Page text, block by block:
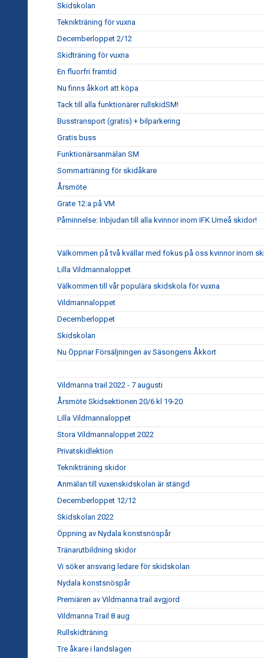
Skidskolan
Teknikträning för vuxna
Decemberloppet 2/12
Skidträning för vuxna
En fluorfri framtid
Nu finns åkkort att köpa
Tack till alla funktionärer rullskidSM!
Busstransport (gratis) + bilparkering
Gratis buss
Funktionärsanmälan SM
Sommarträning för skidåkare
Årsmöte
Grate 12:a på VM
Påminnelse: Inbjudan till alla kvinnor inom IFK Umeå skidor!
Välkommen på två kvällar med fokus på oss kvinnor inom
Lilla Vildmannaloppet
Välkommen till vår populära skidskola för vuxna
Vildmannaloppet
Decemberloppet
Skidskolan
Nu Öppnar Försäljningen av Säsongens Åkkort
Vildmanna trail 2022 - 7 augusti
Årsmöte Skidsektionen 20/6 kl 19-20
Lilla Vildmannaloppet
Stora Vildmannaloppet 2022
Privatskidlektion
Teknikträning skidor
Anmälan till vuxenskidskolan är stängd
Decemberloppet 12/12
Skidskolan 2022
Öppning av Nydala konstsnöspår
Tränarutbildning skidor
Vi söker ansvarig ledare för skidskolan
Nydala konstsnöspår
Premiären av Vildmanna trail avgjord
Vildmanna Trail 8 aug
Rullskidträning
Tre åkare i landslagen